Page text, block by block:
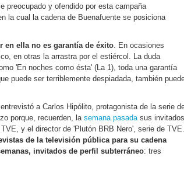
preocupado y ofendido por esta campaña
la cual la cadena de Buenafuente se posiciona
en ella no es garantía de éxito. En ocasiones
en otras la arrastra por el estiércol. La duda
'En noches como ésta' (La 1), toda una garantía
puede ser terriblemente despiadada, también
a Carlos Hipólito, protagonista de la serie
porque, recuerden, la semana pasadasus invitados
y el director de 'Plutón BRB Nero', serie de TVE.
de la televisión pública para su cadena
invitados de perfil subterráneo: tres